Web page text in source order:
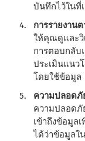
บันทึกไว้ใน
การรายงานต
ให้คุณดูและวิ
การตอบกลับ
ประเมินแนว
โดยใช้ข้อมูล
ความปลอดภั
ความปลอดภั
เข้าถึงข้อมูล
ได้ว่าข้อมูลใ